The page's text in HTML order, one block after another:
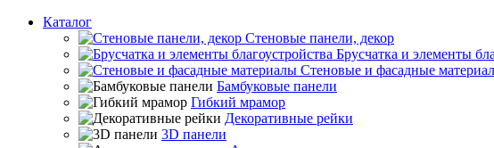
Каталог
Стеновые панели, декор
Брусчатка и элементы
Стеновые и фасадные
Бамбуковые панели
Гибкий мрамор
Декоративные рейки
3D панели